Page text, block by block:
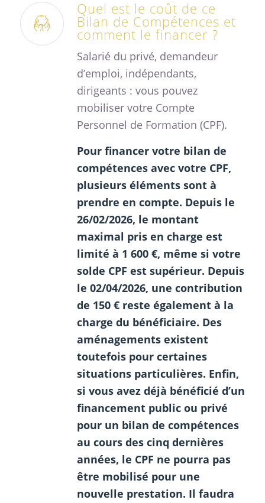
Quel est le coût de ce
Bilan de Compétences et
comment le financer ?
Salarié du privé, demandeur
d’emploi, indépendants,
dirigeants : vous pouvez
mobiliser votre Compte
Personnel de Formation (CPF).
Pour financer votre bilan de
compétences avec votre CPF,
plusieurs éléments sont à
prendre en compte. Depuis le
26/02/2026, le montant
maximal pris en charge est
limité à 1 600 €, même si votre
solde CPF est supérieur. Depuis
le 02/04/2026, une contribution
de 150 € reste également à la
charge du bénéficiaire. Des
aménagements existent
toutefois pour certaines
situations particulières. Enfin,
si vous avez déjà bénéficié d’un
financement public ou privé
pour un bilan de compétences
au cours des cinq dernières
années, le CPF ne pourra pas
être mobilisé pour une
nouvelle prestation. Il faudra